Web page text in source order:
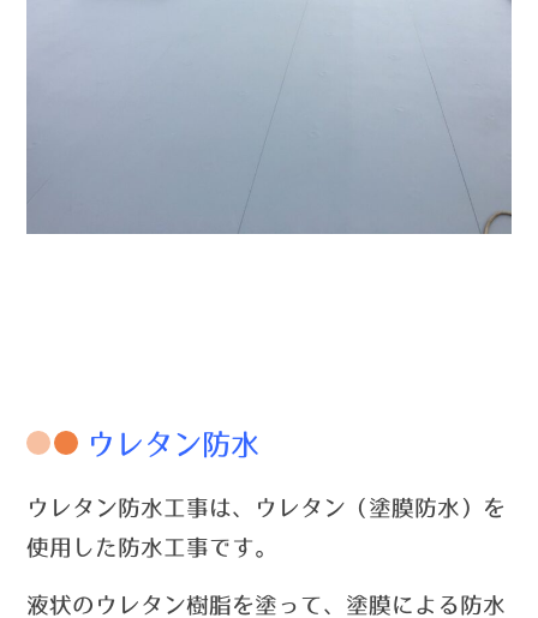
ウレタン防水
ウレタン防水工事は、ウレタン（塗膜防水）を
使用した防水工事です。
液状のウレタン樹脂を塗って、塗膜による防水